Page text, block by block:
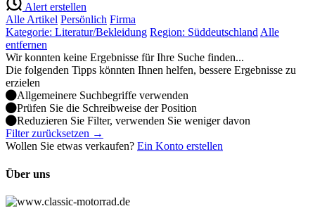
Alert erstellen
Alle Artikel Persönlich Firma
Kategorie: Literatur/Bekleidung Region: Süddeutschland Alle
entfernen
Wir konnten keine Ergebnisse für Ihre Suche finden...
Die folgenden Tipps könnten Ihnen helfen, bessere Ergebnisse zu
erzielen
Allgemeinere Suchbegriffe verwenden
Prüfen Sie die Schreibweise der Position
Reduzieren Sie Filter, verwenden Sie weniger davon
Filter zurücksetzen →
Wollen Sie etwas verkaufen? Ein Konto erstellen
Über uns